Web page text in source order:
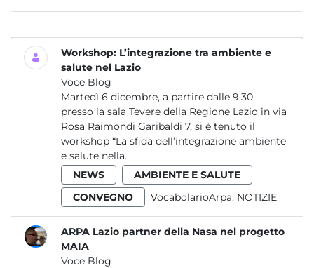
Workshop: L’integrazione tra ambiente e
salute nel Lazio
Voce Blog
Martedì 6 dicembre, a partire dalle 9.30,
presso la sala Tevere della Regione Lazio in via
Rosa Raimondi Garibaldi 7, si è tenuto il
workshop “La sfida dell’integrazione ambiente
e salute nella...
NEWS
AMBIENTE E SALUTE
CONVEGNO
VocabolarioArpa: NOTIZIE
ARPA Lazio partner della Nasa nel progetto
MAIA
Voce Blog